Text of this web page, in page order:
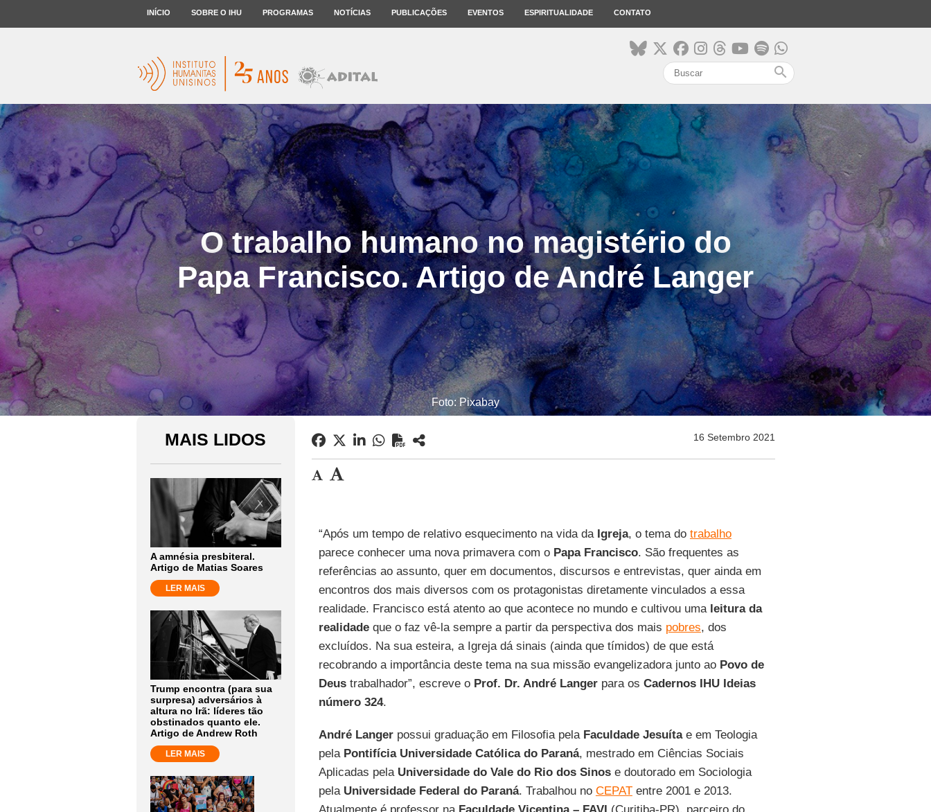
INÍCIO SOBRE O IHU PROGRAMAS NOTÍCIAS PUBLICAÇÕES EVENTOS ESPIRITUALIDADE CONTATO
search
O trabalho humano no magistério do
Papa Francisco. Artigo de André Langer
Foto: Pixabay
MAIS LIDOS
A amnésia presbiteral.
Artigo de Matias Soares
LER MAIS
Trump encontra (para sua
surpresa) adversários à
altura no Irã: líderes tão
obstinados quanto ele.
Artigo de Andrew Roth
LER MAIS
16 Setembro 2021
“Após um tempo de relativo esquecimento na vida da Igreja, o tema do trabalho
parece conhecer uma nova primavera com o Papa Francisco. São frequentes as
referências ao assunto, quer em documentos, discursos e entrevistas, quer ainda em
encontros dos mais diversos com os protagonistas diretamente vinculados a essa
realidade. Francisco está atento ao que acontece no mundo e cultivou uma leitura da
realidadeque o faz vê-la sempre a partir da perspectiva dos mais pobres, dos
excluídos. Na sua esteira, a Igreja dá sinais (ainda que tímidos) de que está
recobrando a importância deste tema na sua missão evangelizadora junto ao Povo de
Deustrabalhador”, escreve o Prof. Dr. André Langerpara os Cadernos IHU Ideias
número 324.
André Langerpossui graduação em Filosofia pela Faculdade Jesuítae em Teologia
pela Pontifícia Universidade Católica do Paraná, mestrado em Ciências Sociais
Aplicadas pela Universidade do Vale do Rio dos Sinose doutorado em Sociologia
pela Universidade Federal do Paraná. Trabalhou no CEPATentre 2001 e 2013.